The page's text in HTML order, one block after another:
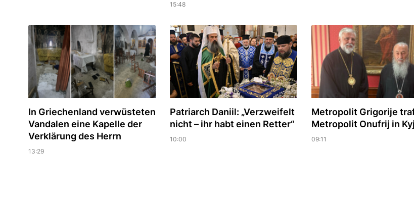
15:48
In Griechenland verwüsteten
Vandalen eine Kapelle der
Verklärung des Herrn
13:29
Patriarch Daniil: „Verzweifelt
nicht – ihr habt einen Retter“
10:00
Metropolit Grigorije
Metropolit Onufrij in
09:11